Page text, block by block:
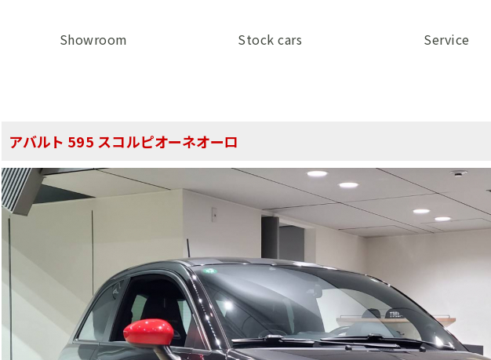
Showroom Stock cars Service
アバルト 595 スコルピオーネオーロ